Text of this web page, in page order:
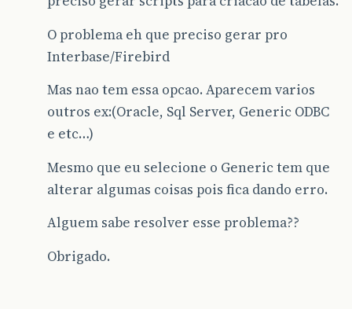
O problema eh que preciso gerar pro
Interbase/Firebird
Mas nao tem essa opcao. Aparecem varios
outros ex:(Oracle, Sql Server, Generic ODBC
e etc…)
Mesmo que eu selecione o Generic tem que
alterar algumas coisas pois fica dando erro.
Alguem sabe resolver esse problema??
Obrigado.